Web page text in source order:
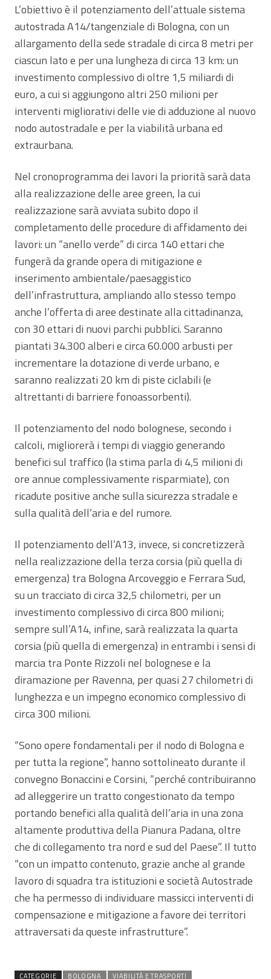
L’obiettivo è il potenziamento dell’attuale sistema
autostrada A14/tangenziale di Bologna, con un
allargamento della sede stradale di circa 8 metri per
ciascun lato e per una lungheza di circa 13 km: un
investimento complessivo di oltre 1,5 miliardi di
euro, a cui si aggiungono altri 250 milioni per
interventi migliorativi delle vie di adduzione al nuovo
nodo autostradale e per la viabilità urbana ed
extraurbana.
Nel cronoprogramma dei lavori la priorità sarà data
alla realizzazione delle aree green, la cui
realizzazione sarà avviata subito dopo il
completamento delle procedure di affidamento dei
lavori: un “anello verde” di circa 140 ettari che
fungerà da grande opera di mitigazione e
inserimento ambientale/paesaggistico
dell’infrastruttura, ampliando allo stesso tempo
anche l’offerta di aree destinate alla cittadinanza,
con 30 ettari di nuovi parchi pubblici. Saranno
piantati 34.300 alberi e circa 60.000 arbusti per
incrementare la dotazione di verde urbano, e
saranno realizzati 20 km di piste ciclabili (e
altrettanti di barriere fonoassorbenti).
Il potenziamento del nodo bolognese, secondo i
calcoli, migliorerà i tempi di viaggio generando
benefici sul traffico (la stima parla di 4,5 milioni di
ore annue complessivamente risparmiate), con
ricadute positive anche sulla sicurezza stradale e
sulla qualità dell’aria e del rumore.
Il potenziamento dell’A13, invece, si concretizzerà
nella realizzazione della terza corsia (più quella di
emergenza) tra Bologna Arcoveggio e Ferrara Sud,
su un tracciato di circa 32,5 chilometri, per un
investimento complessivo di circa 800 milioni;
sempre sull’A14, infine, sarà realizzata la quarta
corsia (più quella di emergenza) in entrambi i sensi di
marcia tra Ponte Rizzoli nel bolognese e la
diramazione per Ravenna, per quasi 27 chilometri di
lunghezza e un impegno economico complessivo di
circa 300 milioni.
“Sono opere fondamentali per il nodo di Bologna e
per tutta la regione”, hanno sottolineato durante il
convegno Bonaccini e Corsini, “perché contribuiranno
ad alleggerire un tratto congestionato da tempo
portando benefici alla qualità dell’aria in una zona
altamente produttiva della Pianura Padana, oltre
che di collegamento tra nord e sud del Paese”. Il tutto
“con un impatto contenuto, grazie anche al grande
lavoro di squadra tra istituzioni e società Autostrade
che ha permesso di individuare massicci interventi di
compensazione e mitigazione a favore dei territori
attraversati da queste infrastrutture”.
CATEGORIE BOLOGNA VIABILITÀ E TRASPORTI